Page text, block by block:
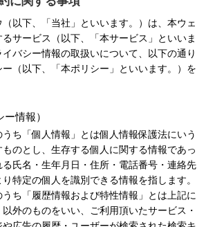
以下、「当社」といいます。）は、本ウェ
サービス（以下、「本サービス」といいま
バシー情報の取扱いについて、以下の通り
（以下、「本ポリシー」といいます。）を
情報）
ち「個人情報」とは個人情報保護法にいう
ものとし、生存する個人に関する情報であっ
氏名・生年月日・住所・電話番号・連絡先
特定の個人を識別できる情報を指します。
ち「履歴情報および特性情報」とは上記に
外のものをいい、ご利用頂いたサービス・